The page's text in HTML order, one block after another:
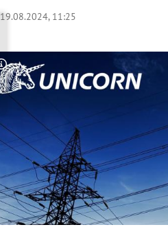
Untermenü
Untermenü
Untermenü
19.08.2024, 11:25
Copyright-Hinweis öffnen/schließen